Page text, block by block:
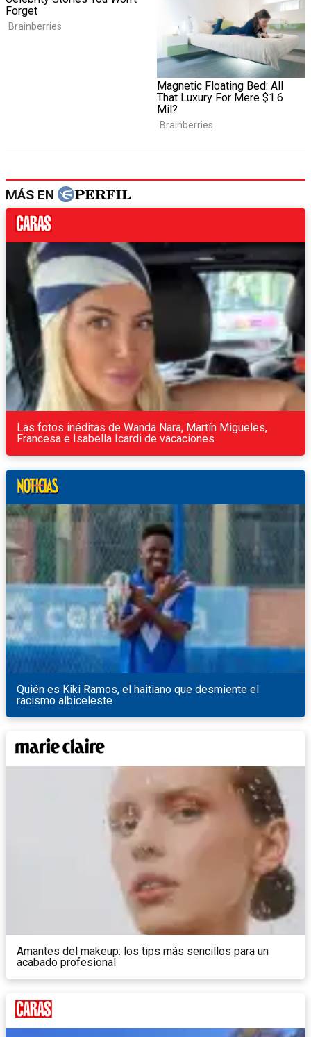
MÁS EN
Las fotos inéditas de Wanda Nara, Martín Migueles,
Francesa e Isabella Icardi de vacaciones
Quién es Kiki Ramos, el haitiano que desmiente el
racismo albiceleste
Amantes del makeup: los tips más sencillos para un
acabado profesional